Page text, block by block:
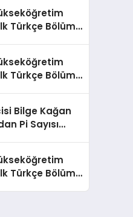
Türkçe Bölümü
Türkçe Bölümü
Bilge Kağan
Pi Sayısı
Türkçe Bölümü